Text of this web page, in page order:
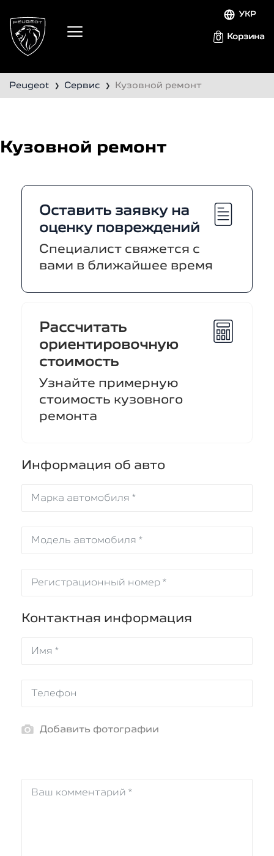
0 Корзина
УКР
Peugeot ❯ Сервис ❯ Кузовной ремонт
Кузовной ремонт
Оставить заявку на
оценку повреждений
Специалист свяжется с
вами в ближайшее время
Рассчитать
ориентировочную
стоимость
Узнайте примерную
стоимость кузовного
ремонта
Информация об авто
Контактная информация
Добавить фотографии